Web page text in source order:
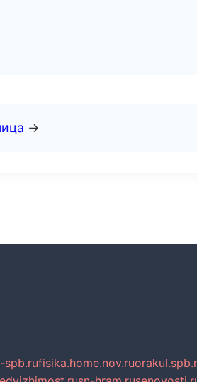
→
spb.rufisika.home.nov.ru